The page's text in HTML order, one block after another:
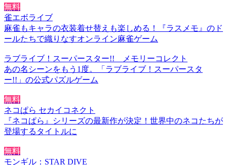
無料
雀エボライブ
麻雀もキャラの衣装着せ替えも楽しめる！『ラスメモ』のド
ールたちで織りなすオンライン麻雀ゲーム
ラブライブ！スーパースター!! メモリーコレクト
あの名シーンをもう1度。「ラブライブ！スーパースタ
ー!!」の公式パズルゲーム
無料
ネコぱら セカイコネクト
『ネコぱら』シリーズの最新作が決定！世界中のネコたちが
登場するタイトルに
無料
モンギル：STAR DIVE